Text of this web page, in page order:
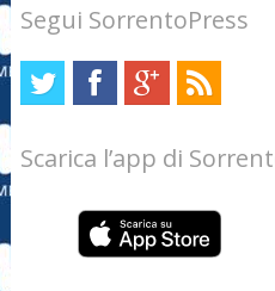
Segui SorrentoPress
Scarica l’app di